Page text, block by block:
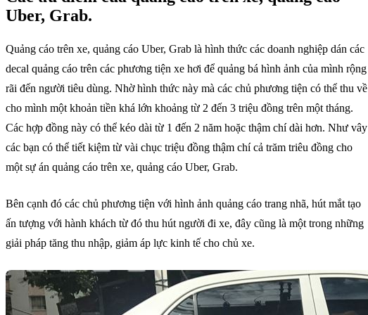
Uber, Grab.
Quảng cáo trên xe, quảng cáo Uber, Grab là hình thức các doanh nghiệp dán các
decal quảng cáo trên các phương tiện xe hơi để quảng bá hình ảnh của mình rộng
rãi đến người tiêu dùng. Nhờ hình thức này mà các chủ phương tiện có thể thu về
cho mình một khoản tiền khá lớn khoảng từ 2 đến 3 triệu đồng trên một tháng.
Các hợp đồng này có thể kéo dài từ 1 đến 2 năm hoặc thậm chí dài hơn. Như vây
các bạn có thể tiết kiệm từ vài chục triệu đồng thậm chí cả trăm triêu đồng cho
một sự án quảng cáo trên xe, quảng cáo Uber, Grab.
Bên cạnh đó các chủ phương tiện với hình ảnh quảng cáo trang nhã, hút mắt tạo
ấn tượng với hành khách từ đó thu hút người đi xe, đây cũng là một trong những
giải pháp tăng thu nhập, giảm áp lực kinh tế cho chủ xe.